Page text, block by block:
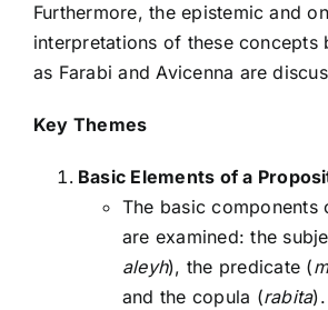
Furthermore, the epistemic and
interpretations of these concepts
as Farabi and Avicenna are
Key Themes
Basic Elements of a
The basic
are examined: the
aleyh), the predicate (
and the copula (rabita).